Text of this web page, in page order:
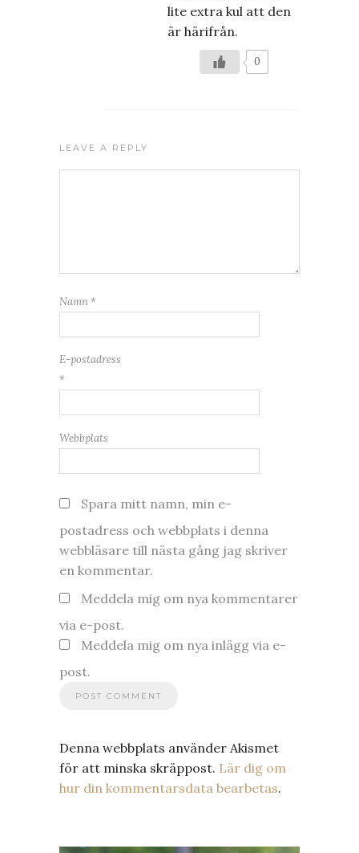
lite extra kul att den
är härifrån.
0
LEAVE A REPLY
Namn *
E-postadress
*
Webbplats
Spara mitt namn, min e-
postadress och webbplats i denna
webbläsare till nästa gång jag skriver
en kommentar.
Meddela mig om nya kommentarer
via e-post.
Meddela mig om nya inlägg via e-
post.
Denna webbplats använder Akismet
för att minska skräppost. Lär dig om
hur din kommentarsdata bearbetas.